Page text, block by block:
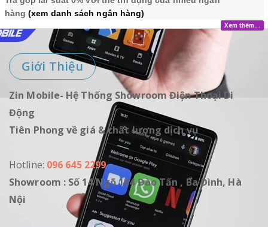
hàng (xem danh sách ngân hàng)
Xem thêm...
Giới Thiệu
Zin Mobile- Hệ Thống Showroom Điện Thoại Di
Động
Tiên Phong về giá & chất lượng dịch vụ
Hotline: 096 645 2299
Showroom : Số 14 Ngõ 104 Đào Tấn , Ba Đình, Hà
Nội